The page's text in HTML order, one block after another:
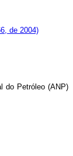
de 2004)
do Petróleo (ANP)